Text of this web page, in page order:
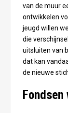
van de muur
ontwikkelen
jeugd willen
die
uitsluiten van
dat kan
de nieuwe
Fondsen